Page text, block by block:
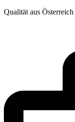
Qualität aus Österreich